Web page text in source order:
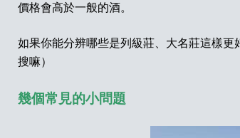
價格會高於一般的酒。
如果你能分辨哪些是列級莊、大名莊這樣
搜嘛）
幾個常見的小問題